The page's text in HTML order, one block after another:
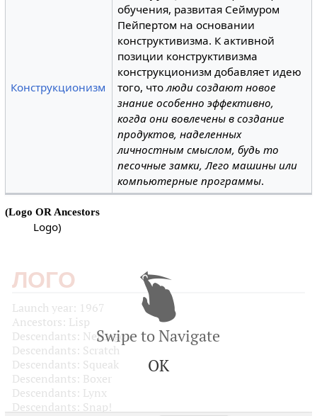
Конструкционизм
обучения, развитая Сеймуром
Пейпертом на основании
конструктивизма. К активной
позиции конструктивизма
конструкционизм добавляет идею
того, чтолюди создают новое
знание особенно эффективно,
когда они вовлечены в создание
продуктов, наделенных
личностным смыслом, будь то
песочные замки, Лего машины или
компьютерные программы.
(Logo OR Ancestors
Logo)
ЛОГО
Launch year: 1967
Ancestors: Lisp
Descendants: NetLogo
Descendants: Scratch
Descendants: Squeak
Descendants: Boxer
Descendants: Lynx
Descendants: Snap!
Swipe to Navigate
OK